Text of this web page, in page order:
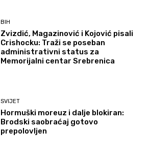
BIH
Zvizdić, Magazinović i Kojović pisali
Crishocku: Traži se poseban
administrativni status za
Memorijalni centar Srebrenica
SVIJET
Hormuški moreuz i dalje blokiran:
Brodski saobraćaj gotovo
prepolovljen